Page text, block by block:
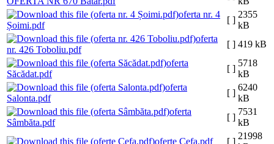
oferta nr. 4
Șoimi.pdf
[ ]
2355
kB
oferta
nr. 426 Toboliu.pdf
[ ] 419 kB
oferta
Săcădat.pdf
[ ]
5718
kB
oferta
Salonta.pdf
[ ]
6240
kB
oferta
Sâmbăta.pdf
[ ]
7531
kB
oferte Cefa.pdf
[ ]
21998